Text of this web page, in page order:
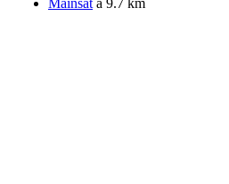
Mainsat à 9.7 km